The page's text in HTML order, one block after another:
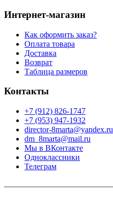
Интернет-магазин
Как оформить заказ?
Оплата товара
Доставка
Возврат
Таблица размеров
Контакты
+7 (912) 826-1747
+7 (953) 947-1932
director-8marta@yandex.ru
dm_8marta@mail.ru
Мы в ВКонтакте
Одноклассники
Телеграм